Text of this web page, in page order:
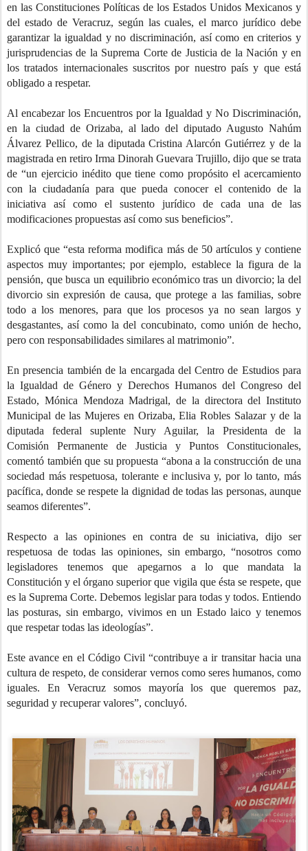
en las Constituciones Políticas de los Estados Unidos Mexicanos y
del estado de Veracruz, según las cuales, el marco jurídico debe
garantizar la igualdad y no discriminación, así como en criterios y
jurisprudencias de la Suprema Corte de Justicia de la Nación y en
los tratados internacionales suscritos por nuestro país y que está
obligado a respetar.
Al encabezar los Encuentros por la Igualdad y No Discriminación,
en la ciudad de Orizaba, al lado del diputado Augusto Nahúm
Álvarez Pellico, de la diputada Cristina Alarcón Gutiérrez y de la
magistrada en retiro Irma Dinorah Guevara Trujillo, dijo que se trata
de “un ejercicio inédito que tiene como propósito el acercamiento
con la ciudadanía para que pueda conocer el contenido de la
iniciativa así como el sustento jurídico de cada una de las
modificaciones propuestas así como sus beneficios”.
Explicó que “esta reforma modifica más de 50 artículos y contiene
aspectos muy importantes; por ejemplo, establece la figura de la
pensión, que busca un equilibrio económico tras un divorcio; la del
divorcio sin expresión de causa, que protege a las familias, sobre
todo a los menores, para que los procesos ya no sean largos y
desgastantes, así como la del concubinato, como unión de hecho,
pero con responsabilidades similares al matrimonio”.
En presencia también de la encargada del Centro de Estudios para
la Igualdad de Género y Derechos Humanos del Congreso del
Estado, Mónica Mendoza Madrigal, de la directora del Instituto
Municipal de las Mujeres en Orizaba, Elia Robles Salazar y de la
diputada federal suplente Nury Aguilar, la Presidenta de la
Comisión Permanente de Justicia y Puntos Constitucionales,
comentó también que su propuesta “abona a la construcción de una
sociedad más respetuosa, tolerante e inclusiva y, por lo tanto, más
pacífica, donde se respete la dignidad de todas las personas, aunque
seamos diferentes”.
Respecto a las opiniones en contra de su iniciativa, dijo ser
respetuosa de todas las opiniones, sin embargo, “nosotros como
legisladores tenemos que apegarnos a lo que mandata la
Constitución y el órgano superior que vigila que ésta se respete, que
es la Suprema Corte. Debemos legislar para todas y todos. Entiendo
las posturas, sin embargo, vivimos en un Estado laico y tenemos
que respetar todas las ideologías”.
Este avance en el Código Civil “contribuye a ir transitar hacia una
cultura de respeto, de considerar vernos como seres humanos, como
iguales. En Veracruz somos mayoría los que queremos paz,
seguridad y recuperar valores”, concluyó.